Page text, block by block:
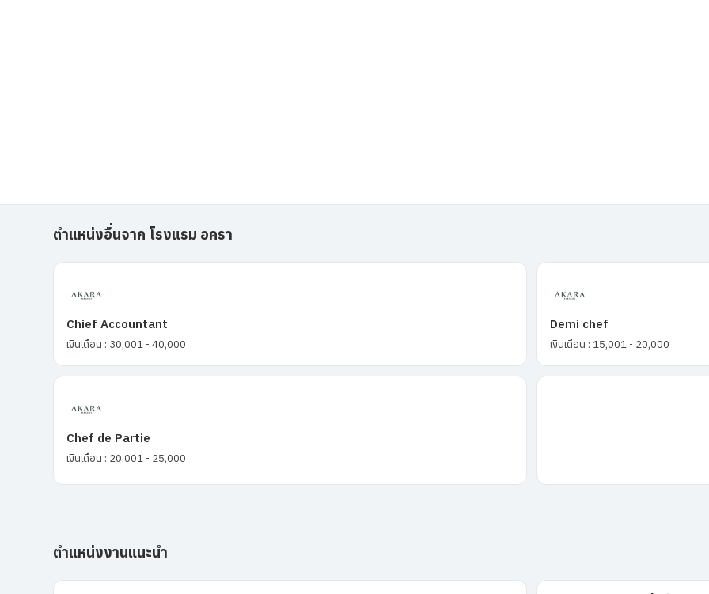
ตำแหน่งอื่นจาก โรงแรม อครา
Chief Accountant
เงินเดือน : 30,001 - 40,000
Demi chef
เงินเดือน : 15,001 - 20,000
Chef de Partie
เงินเดือน : 20,001 - 25,000
ตำแหน่งงานแนะนำ